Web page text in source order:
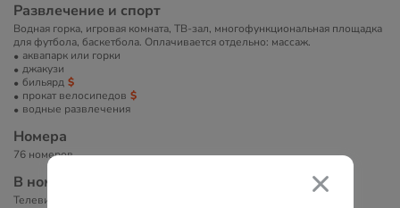
Развлечение и спорт
Водная горка, игровая комната, ТВ-зал, многофункциональная площадка
для футбола, баскетбола. Оплачивается отдельно: массаж.
аквапарк или горки
джакузи
бильярд
прокат велосипедов
водные развлечения
Номера
76 номеров.
В номерах
Телевизор, оборудованная кухня, ванная комната, туалет, сейф.